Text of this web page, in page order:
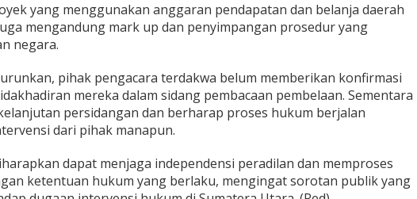
yang menggunakan anggaran pendapatan dan belanja daerah
mengandung mark up dan penyimpangan prosedur yang
negara.
pihak pengacara terdakwa belum memberikan konfirmasi
mereka dalam sidang pembacaan pembelaan. Sementara
persidangan dan berharap proses hukum berjalan
dari pihak manapun.
dapat menjaga independensi peradilan dan memproses
ketentuan hukum yang berlaku, mengingat sorotan publik yang